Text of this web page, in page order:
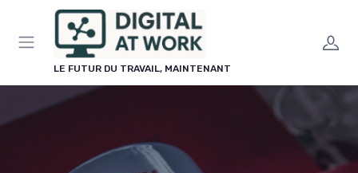
LE FUTUR DU TRAVAIL, MAINTENANT
Panneau de gestion des cookies